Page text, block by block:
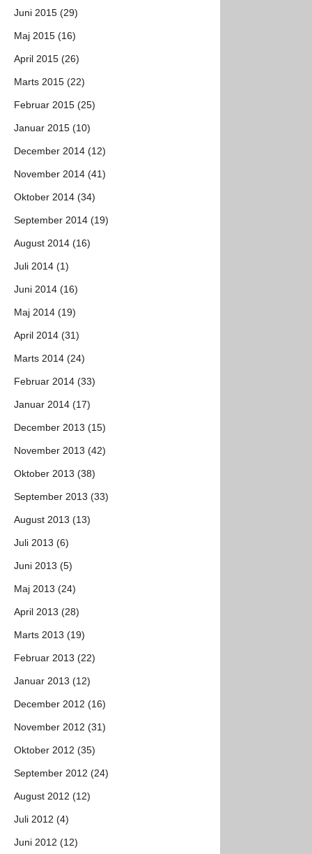
Juni 2015 (29)
Maj 2015 (16)
April 2015 (26)
Marts 2015 (22)
Februar 2015 (25)
Januar 2015 (10)
December 2014 (12)
November 2014 (41)
Oktober 2014 (34)
September 2014 (19)
August 2014 (16)
Juli 2014 (1)
Juni 2014 (16)
Maj 2014 (19)
April 2014 (31)
Marts 2014 (24)
Februar 2014 (33)
Januar 2014 (17)
December 2013 (15)
November 2013 (42)
Oktober 2013 (38)
September 2013 (33)
August 2013 (13)
Juli 2013 (6)
Juni 2013 (5)
Maj 2013 (24)
April 2013 (28)
Marts 2013 (19)
Februar 2013 (22)
Januar 2013 (12)
December 2012 (16)
November 2012 (31)
Oktober 2012 (35)
September 2012 (24)
August 2012 (12)
Juli 2012 (4)
Juni 2012 (12)